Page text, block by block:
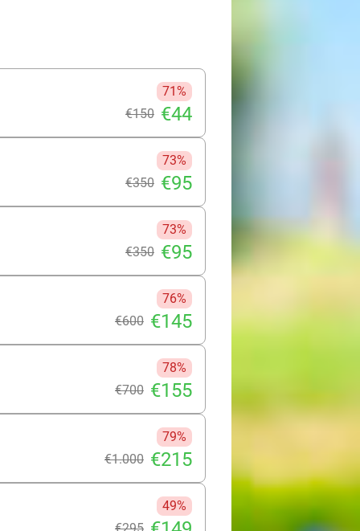
een bindweefselmassage de
serum en radiofrequentie.
71%
€150 €44
73%
€350 €95
73%
€350 €95
76%
€600 €145
78%
€700 €155
79%
€1.000 €215
49%